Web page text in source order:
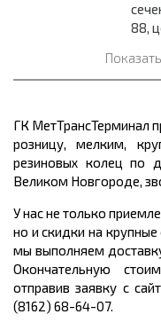
88,
ГК МетТрансТерминал
розницу, мелким,
резиновых колец по
Великом Новгороде,
У нас не только
но и скидки на
мы выполняем
Окончательную
отправив заявку с
(8162) 68-64-07.